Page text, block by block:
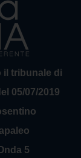
il tribunale di
05/07/2019
5